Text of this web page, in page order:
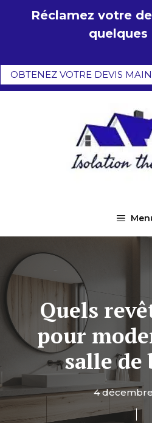
Réclamez votre
quelques
OBTENEZ VOTRE DEVIS
Quels
pour
salle de
4